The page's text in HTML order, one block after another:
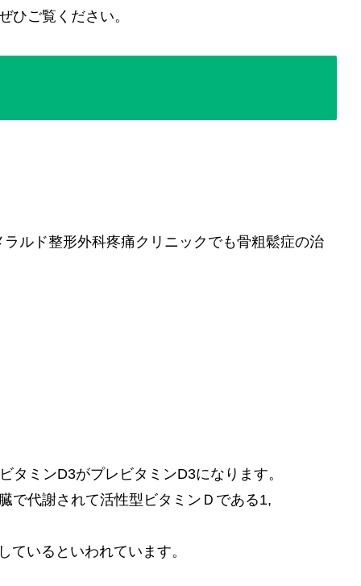
ひご覧ください。
ルド整形外科疼痛クリニックでも骨粗鬆症の治
ミンD3がプレビタミンD3になります。
で代謝されて活性型ビタミンＤである1,
いるといわれています。